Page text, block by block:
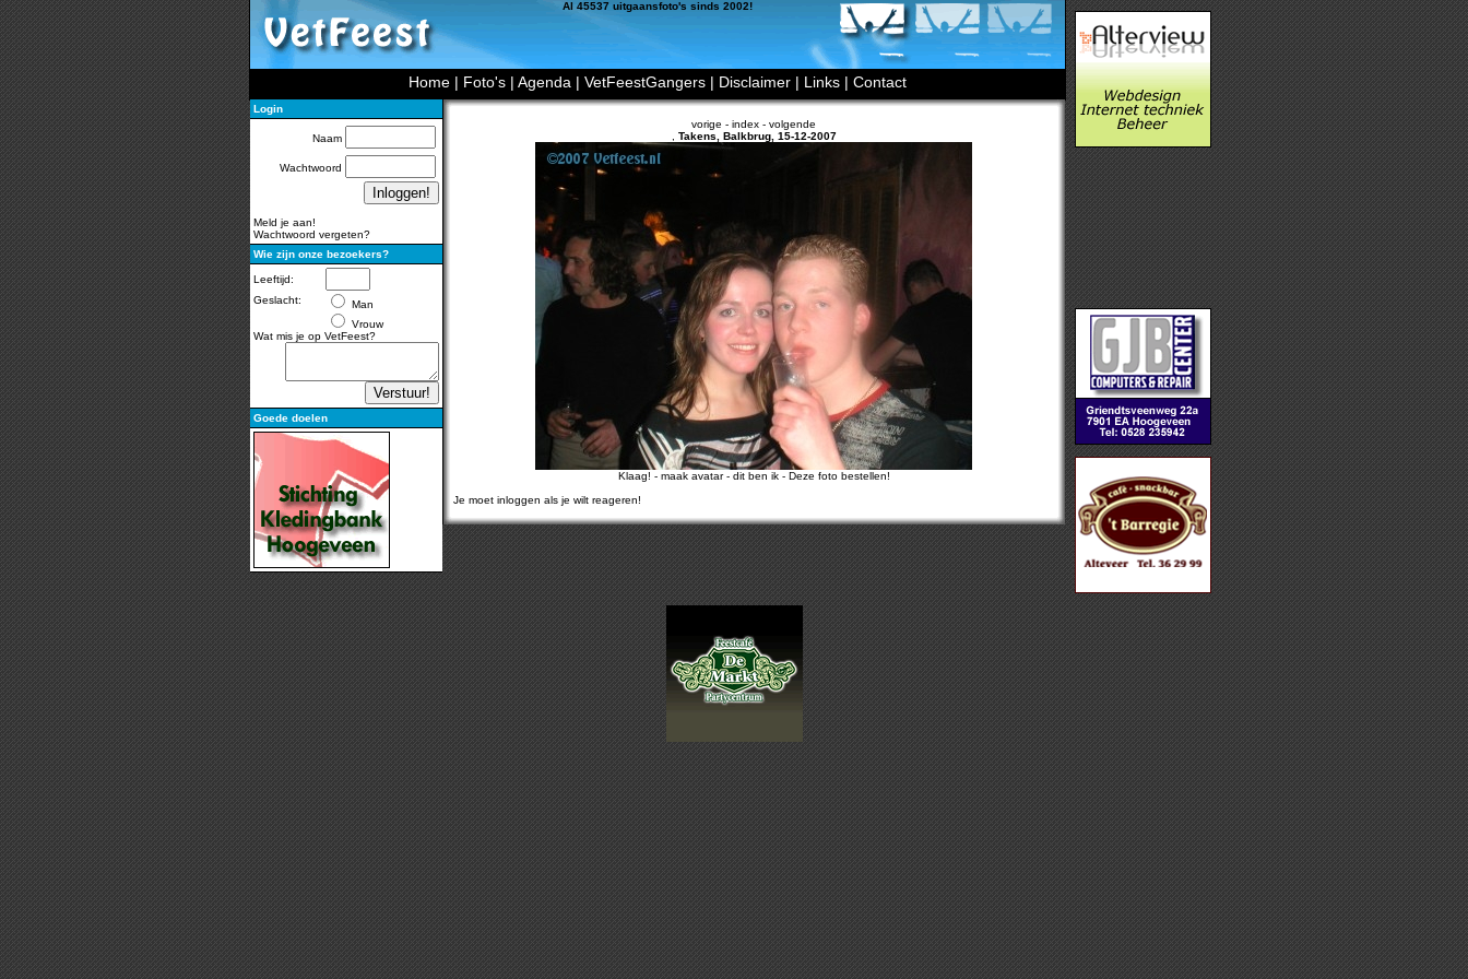
Al 45537 uitgaansfoto's sinds 2002!
Home | Foto's | Agenda | VetFeestGangers | Disclaimer | Links | Contact
Login
Naam
Wachtwoord
Meld je aan!
Wachtwoord vergeten?
Wie zijn onze bezoekers?
Leeftijd:
Geslacht:
Man
Vrouw
Wat mis je op VetFeest?
Goede doelen
vorige - index - volgende
Takens Balkbrug, 15-12-2007
Klaag! - maak avatar- dit ben ik- Deze foto bestellen!
Je moet inloggen als je wilt reageren!